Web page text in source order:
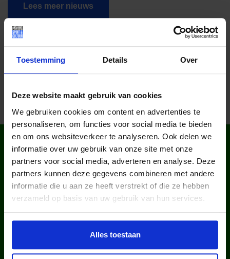
Toestemming Details Over
Deze website maakt gebruik van cookies
We gebruiken cookies om content en advertenties te
personaliseren, om functies voor social media te bieden
en om ons websiteverkeer te analyseren. Ook delen we
informatie over uw gebruik van onze site met onze
partners voor social media, adverteren en analyse. Deze
partners kunnen deze gegevens combineren met andere
informatie die u aan ze heeft verstrekt of die ze hebben
verzameld op basis van uw gebruik van hun services.
Alles toestaan
Lees meer nieuws
Deel dit bericht op social media!
WIST JE DAT IN
NEDERLAND?
kinderen en jongeren werden in